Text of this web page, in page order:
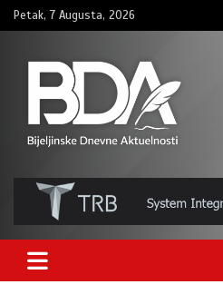
Skip
to
Petak, 7 Augusta, 2026
BNDAN.com